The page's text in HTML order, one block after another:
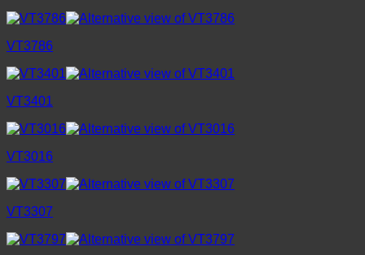
VT3786
VT3401
VT3016
VT3307